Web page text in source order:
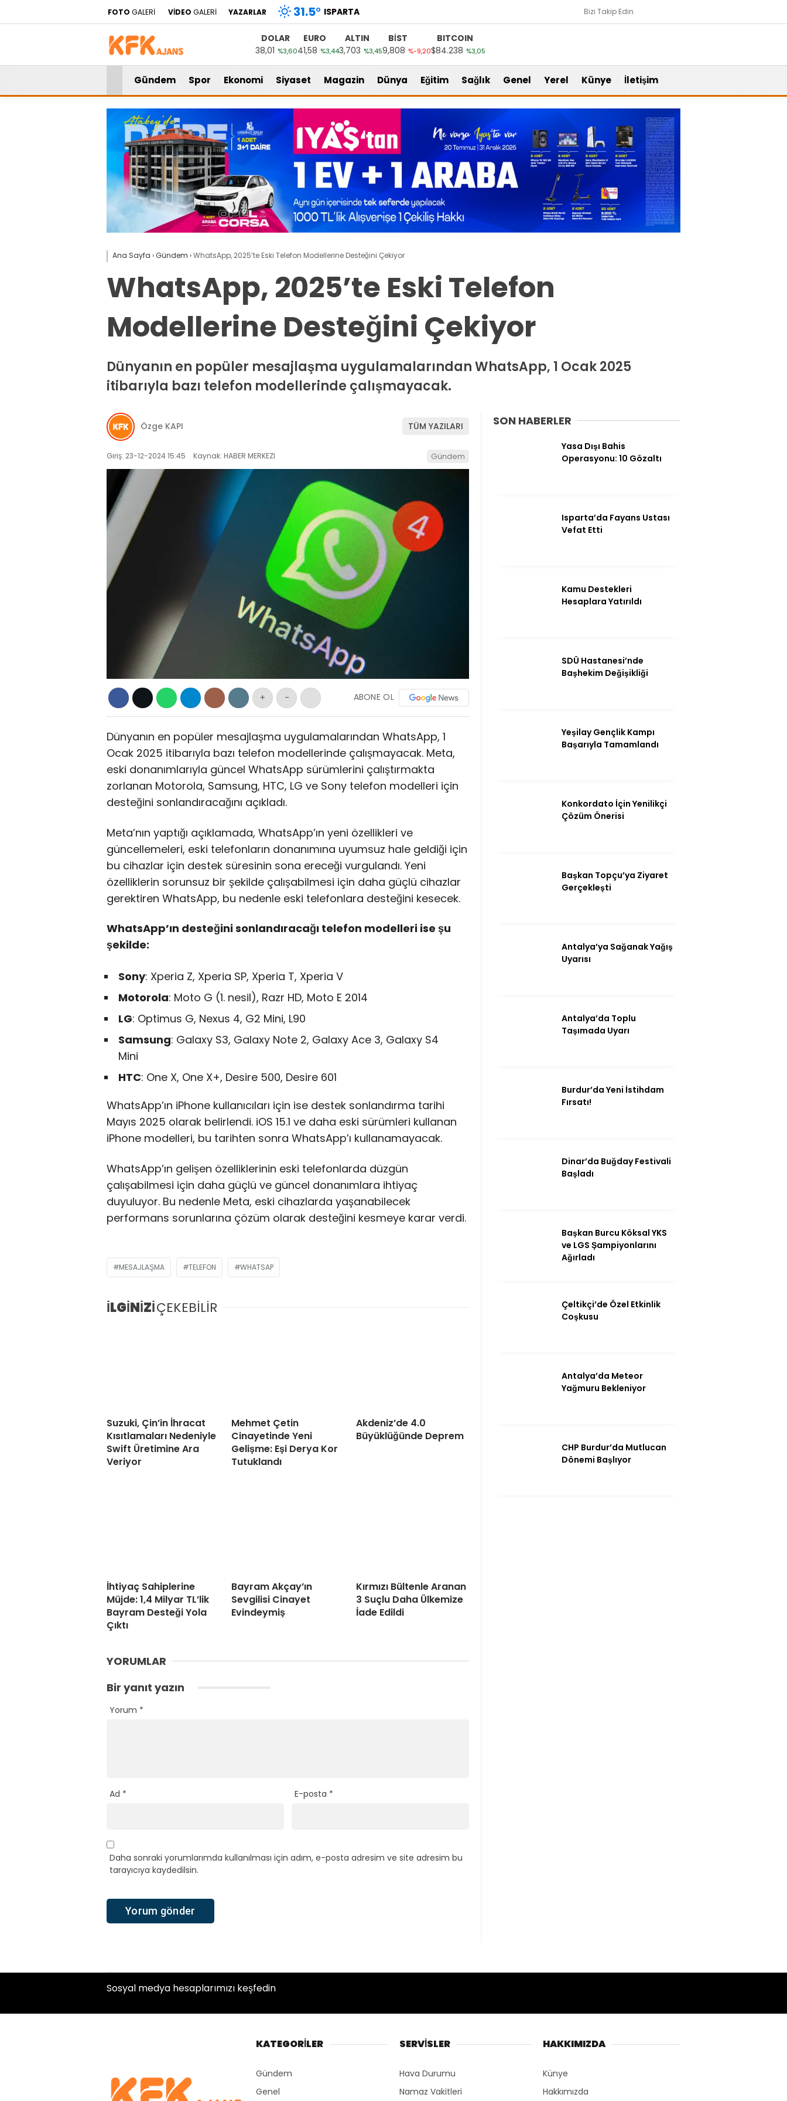
Yerel
FOTO GALERİ VİDEO GALERİ YAZARLAR 31.5° ISPARTA Bizi Takip Edin
DOLAR
38,01 %3,60
EURO
41,58 %3,44
ALTIN
3,703 %3,45
BİST
9,808 %-9,20
BITCOIN
$84.238 %3,05
Gündem Spor Ekonomi Siyaset Magazin Dünya Eğitim Sağlık Genel Yerel Künye İletişim
Ana Sayfa ›Gündem ›WhatsApp, 2025’te Eski Telefon Modellerine Desteğini Çekiyor
WhatsApp, 2025’te Eski Telefon
Modellerine Desteğini Çekiyor
Dünyanın en popüler mesajlaşma uygulamalarından WhatsApp, 1 Ocak 2025
itibarıyla bazı telefon modellerinde çalışmayacak.
Özge KAPI TÜM YAZILARI
Giriş: 23-12-2024 15:45 Kaynak: HABER MERKEZI Gündem
+ - ABONE OL
Dünyanın en popüler mesajlaşma uygulamalarından WhatsApp, 1
Ocak 2025 itibarıyla bazı telefon modellerinde çalışmayacak. Meta,
eski donanımlarıyla güncel WhatsApp sürümlerini çalıştırmakta
zorlanan Motorola, Samsung, HTC, LG ve Sony telefon modelleri için
desteğini sonlandıracağını açıkladı.
Meta’nın yaptığı açıklamada, WhatsApp’ın yeni özellikleri ve
güncellemeleri, eski telefonların donanımına uyumsuz hale geldiği için
bu cihazlar için destek süresinin sona ereceği vurgulandı. Yeni
özelliklerin sorunsuz bir şekilde çalışabilmesi için daha güçlü cihazlar
gerektiren WhatsApp, bu nedenle eski telefonlara desteğini kesecek.
WhatsApp’ın desteğini sonlandıracağı telefon modelleri ise şu
şekilde:
Sony: Xperia Z, Xperia SP, Xperia T, Xperia V
Motorola: Moto G (1. nesil), Razr HD, Moto E 2014
LG: Optimus G, Nexus 4, G2 Mini, L90
Samsung: Galaxy S3, Galaxy Note 2, Galaxy Ace 3, Galaxy S4
Mini
HTC: One X, One X+, Desire 500, Desire 601
WhatsApp’ın iPhone kullanıcıları için ise destek sonlandırma tarihi
Mayıs 2025 olarak belirlendi. iOS 15.1 ve daha eski sürümleri kullanan
iPhone modelleri, bu tarihten sonra WhatsApp’ı kullanamayacak.
WhatsApp’ın gelişen özelliklerinin eski telefonlarda düzgün
çalışabilmesi için daha güçlü ve güncel donanımlara ihtiyaç
duyuluyor. Bu nedenle Meta, eski cihazlarda yaşanabilecek
performans sorunlarına çözüm olarak desteğini kesmeye karar verdi.
MESAJLAŞMA TELEFON WHATSAP
İLGİNİZİÇEKEBİLİR
Suzuki, Çin’in İhracat
Kısıtlamaları Nedeniyle
Swift Üretimine Ara
Veriyor
Mehmet Çetin
Cinayetinde Yeni
Gelişme: Eşi Derya Kor
Tutuklandı
Akdeniz’de 4.0
Büyüklüğünde Deprem
İhtiyaç Sahiplerine
Müjde: 1,4 Milyar TL’lik
Bayram Desteği Yola
Çıktı
Bayram Akçay’ın
Sevgilisi Cinayet
Evindeymiş
Kırmızı Bültenle Aranan
3 Suçlu Daha Ülkemize
İade Edildi
YORUMLAR
Bir yanıt yazın
Yorum *
Ad * E-posta *
Daha sonraki yorumlarımda kullanılması için adım, e-posta adresim ve site adresim bu
tarayıcıya kaydedilsin.
SON HABERLER
Yasa Dışı Bahis
Operasyonu: 10 Gözaltı
Isparta’da Fayans Ustası
Vefat Etti
Kamu Destekleri
Hesaplara Yatırıldı
SDÜ Hastanesi’nde
Başhekim Değişikliği
Yeşilay Gençlik Kampı
Başarıyla Tamamlandı
Konkordato İçin Yenilikçi
Çözüm Önerisi
Başkan Topçu’ya Ziyaret
Gerçekleşti
Antalya’ya Sağanak Yağış
Uyarısı
Antalya’da Toplu
Taşımada Uyarı
Burdur’da Yeni İstihdam
Fırsatı!
Dinar’da Buğday Festivali
Başladı
Başkan Burcu Köksal YKS
ve LGS Şampiyonlarını
Ağırladı
Çeltikçi’de Özel Etkinlik
Coşkusu
Antalya’da Meteor
Yağmuru Bekleniyor
CHP Burdur’da Mutlucan
Dönemi Başlıyor
Sosyal medya hesaplarımızı keşfedin
KATEGORİLER
Gündem
Genel
SERVİSLER
Hava Durumu
Namaz Vakitleri
HAKKIMIZDA
Künye
Hakkımızda